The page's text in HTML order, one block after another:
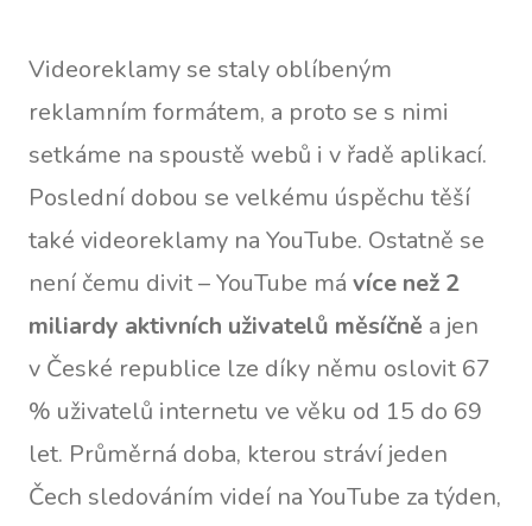
Videoreklamy se staly oblíbeným
reklamním formátem, a proto se s nimi
setkáme na spoustě webů i v řadě aplikací.
Poslední dobou se velkému úspěchu těší
také videoreklamy na YouTube. Ostatně se
není čemu divit – YouTube má více než 2
miliardy aktivních uživatelů měsíčně a jen
v České republice lze díky němu oslovit 67
% uživatelů internetu ve věku od 15 do 69
let. Průměrná doba, kterou stráví jeden
Čech sledováním videí na YouTube za týden,